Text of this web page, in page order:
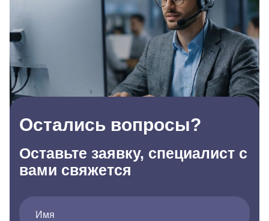
Остались вопросы?
Оставьте заявку, специалист с
вами свяжется
Имя